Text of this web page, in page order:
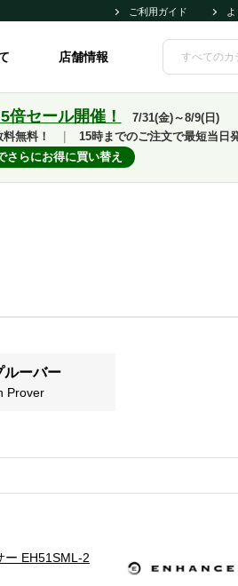
ご利用ガイド
店舗情報
倍セール開催！
7/31(金)～8/9(日)
無料！
15時までのご注文で最短当日
さらにお得に買い替え
ルーバー
Prover
ー EH51SML-2